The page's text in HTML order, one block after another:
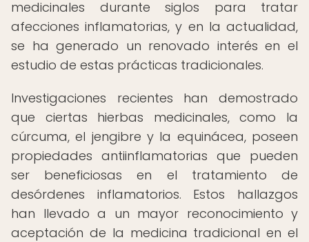
medicinales durante siglos para tratar
afecciones inflamatorias, y en la actualidad,
se ha generado un renovado interés en el
estudio de estas prácticas tradicionales.
Investigaciones recientes han demostrado
que ciertas hierbas medicinales, como la
cúrcuma, el jengibre y la equinácea, poseen
propiedades antiinflamatorias que pueden
ser beneficiosas en el tratamiento de
desórdenes inflamatorios. Estos hallazgos
han llevado a un mayor reconocimiento y
aceptación de la medicina tradicional en el